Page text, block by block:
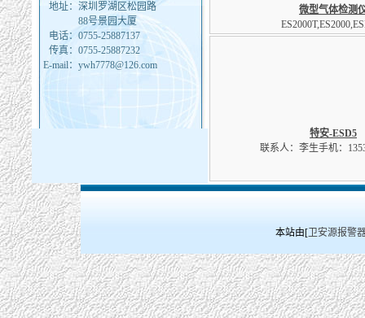
地址： 深圳罗湖区松园路
88号景园大厦
电话：0755-25887137
传真： 0755-25887232
E-mail： ywh7778@126.com
微型气体检测
特安-ESD5
联系人：李生手机：
本站由[ 卫安源报警